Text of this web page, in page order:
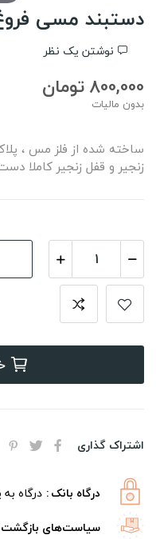
دستبند مسی
نوشتن یک نظر
800,000 تومان
بدون مالیات
ساخته شده از فلز مس ،
زنجیر و قفل زنجیر کاملا
اشتراک گذاری
درگاه بانک درگاه
سیاست‌های بازگشت